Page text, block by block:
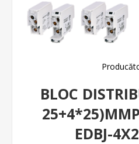
BLOC
EDBJ-